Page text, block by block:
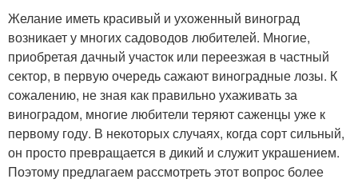
Желание иметь красивый и ухоженный виноград
возникает у многих садоводов любителей. Многие,
приобретая дачный участок или переезжая в частный
сектор, в первую очередь сажают виноградные лозы. К
сожалению, не зная как правильно ухаживать за
виноградом, многие любители теряют саженцы уже к
первому году. В некоторых случаях, когда сорт сильный,
он просто превращается в дикий и служит украшением.
Поэтому предлагаем рассмотреть этот вопрос более